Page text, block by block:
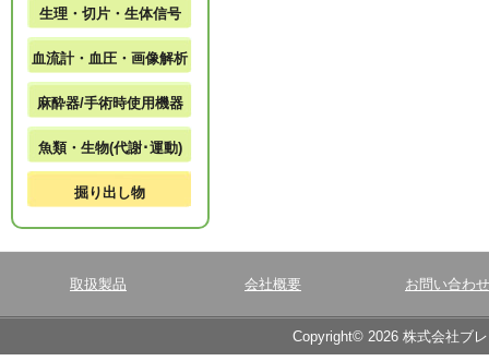
生理・切片・生体信号
血流計・血圧・画像解析
麻酔器/手術時使用機器
魚類・生物(代謝･運動)
掘り出し物
取扱製品 会社概要 お問い合わせ
Copyright© 2026 株式会社ブ